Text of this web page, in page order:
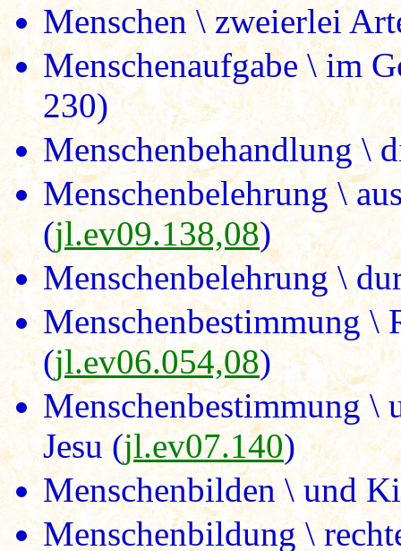
Menschen \ zweierlei
Menschenaufgabe \ im
230)
Menschenbehandlung \
Menschenbelehrung \
(jl.ev09.138,08)
Menschenbelehrung \
Menschenbestimmung \
(jl.ev06.054,08)
Menschenbestimmung \
Jesu (jl.ev07.140)
Menschenbilden \ und
Menschenbildung \